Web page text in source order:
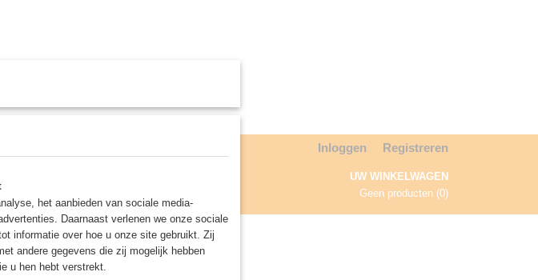
Inloggen Registreren
UW WINKELWAGEN
Geen producten (0)
PLAYING GAMES AGENDA
het aanbieden van sociale media-
Daarnaast verlenen we onze sociale
informatie over hoe u onze site gebruikt. Zij
andere gegevens die zij mogelijk hebben
u hen hebt verstrekt.